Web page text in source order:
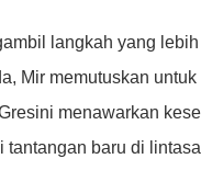
langkah yang
Mir memutuskan untuk
menawarkan
tantangan baru di